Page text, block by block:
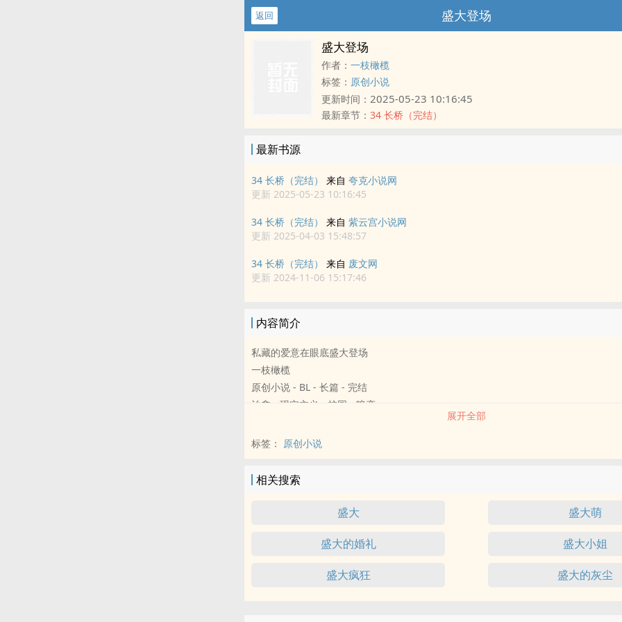
返回 盛大登场
盛大登场
作者： 一枝橄榄
标签： 原创小说
更新时间： 2025-05-23 10:16:45
最新章节： 34 长桥（完结）
最新书源
34 长桥（完结） 来自 夸克小说网
更新 2025-05-23 10:16:45
34 长桥（完结） 来自 紫云宫小说网
更新 2025-04-03 15:48:57
34 长桥（完结） 来自 废文网
更新 2024-11-06 15:17:46
内容简介
私藏的爱意在眼底盛大登场
一枝橄榄
原创小说 - BL - 长篇 - 完结
治愈 - 现实主义 - 校园 - 暗恋
不知从何时起，程荔会格外注意和季边呈的互动与对视，就这样吧，只要不直视深渊，
在，逐渐刻意的疏离与忽视像是欲盖弥彰的拙劣戏码......
Then there were sighs,the deeper for suppression
And stolen glances,sweeter for the theft
And burning blushes,though for no transgression.
展开全部
标签： 原创小说
相关搜索
盛大 盛大萌
盛大的婚礼 盛大小姐
盛大疯狂 盛大的灰尘